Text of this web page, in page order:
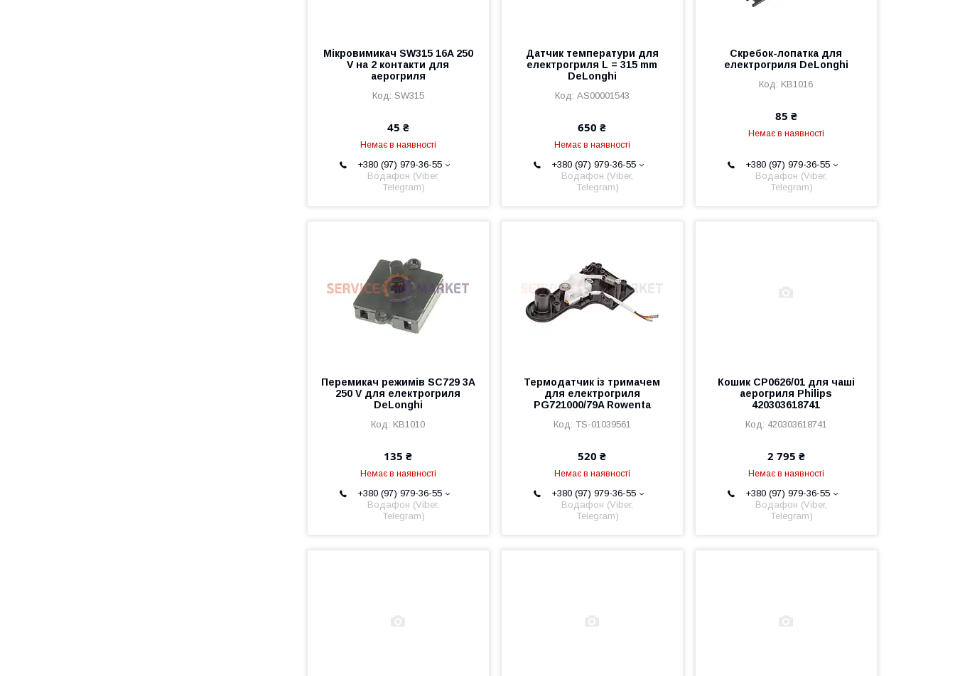
Мікровимикач SW315 16A 250
V на 2 контакти для
аерогриля
SW315
45 ₴
Немає в наявності
+380 (97) 979-36-55
Водафон (Viber,
Telegram)
Датчик температури для
електрогриля L = 315 mm
DeLonghi
AS00001543
650 ₴
Немає в наявності
+380 (97) 979-36-55
Водафон (Viber,
Telegram)
Скребок-лопатка для
електрогриля DeLonghi
KB1016
85 ₴
Немає в наявності
+380 (97) 979-36-55
Водафон (Viber,
Telegram)
Перемикач режимів SC729 3A
250 V для електрогриля
DeLonghi
KB1010
135 ₴
Немає в наявності
+380 (97) 979-36-55
Водафон (Viber,
Telegram)
Термодатчик із тримачем
для електрогриля
PG721000/79A Rowenta
TS-01039561
520 ₴
Немає в наявності
+380 (97) 979-36-55
Водафон (Viber,
Telegram)
Кошик CP0626/01 для чаші
аерогриля Philips
420303618741
420303618741
2 795 ₴
Немає в наявності
+380 (97) 979-36-55
Водафон (Viber,
Telegram)